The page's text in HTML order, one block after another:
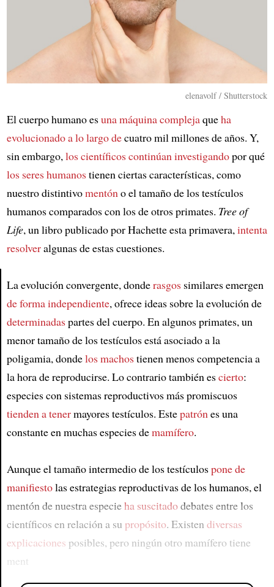
Article
elenavolf / Shutterstock
El cuerpo humano esuna máquina complejaqueha
evolucionadoa lo largo decuatro mil millones de años. Y,
sin embargo, los científicos continúan investigandopor qué
los seres humanostienen ciertas características, como
nuestro distintivomentón o el tamaño de los testículos
humanos comparados con los de otros primates. Tree of
Life, un libro publicado por Hachette esta primavera, intenta
resolveralgunas de estas cuestiones.
La evolución convergente, donderasgossimilares emergen
de forma independiente, ofrece ideas sobre la evolución de
determinadaspartes del cuerpo. En algunos primates, un
menor tamaño de los testículos está asociado a la
poligamia, dondelos machostienen menos competencia a
la hora de reproducirse. Lo contrario también escierto:
especies con sistemas reproductivos más promiscuos
tienden a tenermayores testículos. Estepatrón es una
constante en muchas especies demamífero.
Aunque el tamaño intermedio de los testículospone de
manifiestolas estrategias reproductivas de los humanos, el
mentón de nuestra especieha suscitadodebates entre los
científicos en relación a su propósito. Existen diversas
explicaciones posibles, pero ningún otro mamífero tiene
ment